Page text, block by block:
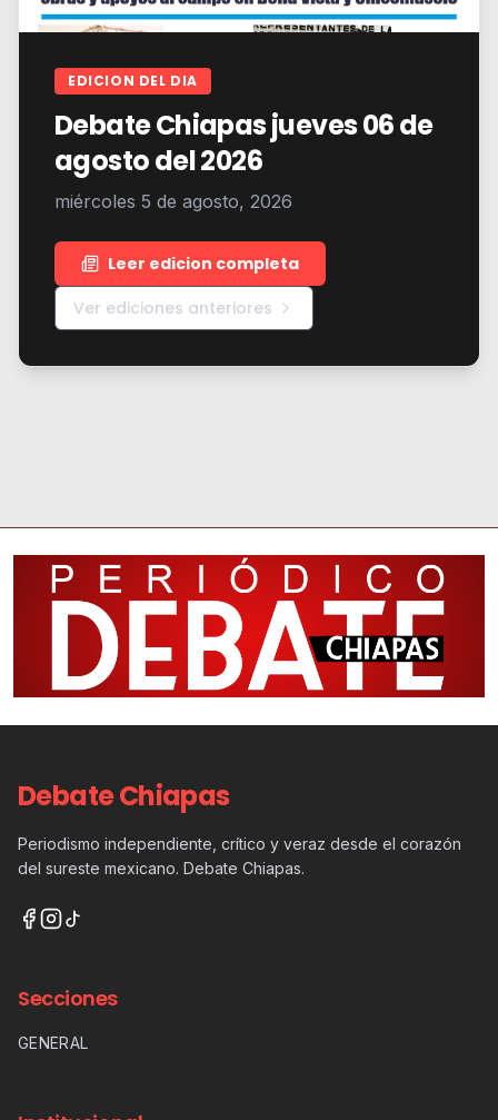
EDICION DEL DIA
Debate Chiapas jueves 06 de
agosto del 2026
miércoles 5 de agosto, 2026
Leer edicion completa
Ver ediciones anteriores
Debate Chiapas
Periodismo independiente, crítico y veraz desde el corazón
del sureste mexicano. Debate Chiapas.
Secciones
GENERAL